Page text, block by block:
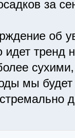
за
об
идет тренд
мы будет